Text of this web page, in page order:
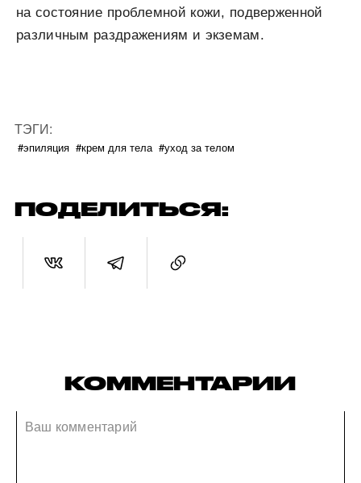
на состояние проблемной кожи, подверженной
различным раздражениям и экземам.
ТЭГИ:
#эпиляция #крем для тела #уход за телом
ПОДЕЛИТЬСЯ:
КОММЕНТАРИИ